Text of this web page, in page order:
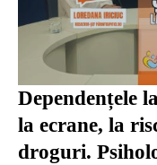
Dependențele
la ecrane, la
droguri.